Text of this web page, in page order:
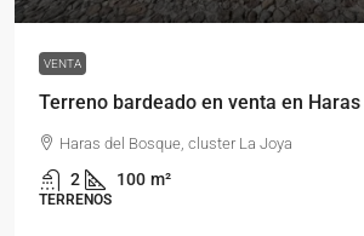
VENTA
Terreno bardeado en venta en
Haras del Bosque, cluster La Joya
2 100 m²
TERRENOS